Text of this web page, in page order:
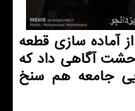
آماده سازی قطعه
آگاهی داد كه
جامعه هم سنخ